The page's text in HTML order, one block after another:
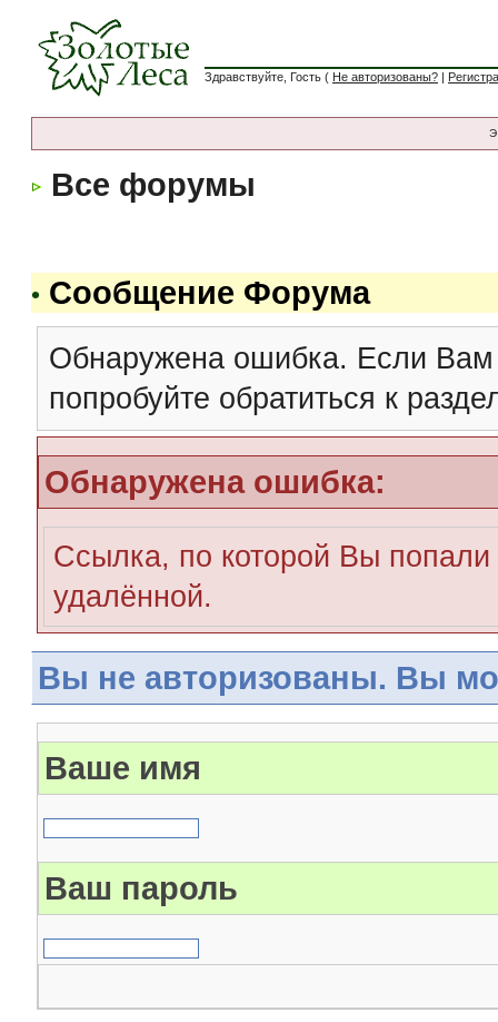
Здравствуйте, Гость ( Не авторизованы? |
Все форумы
Сообщение Форума
Обнаружена ошибка. Если
попробуйте обратиться к
Обнаружена ошибка:
Ссылка, по которой Вы попали
удалённой.
Вы не авторизованы. Вы
Ваше имя
Ваш пароль